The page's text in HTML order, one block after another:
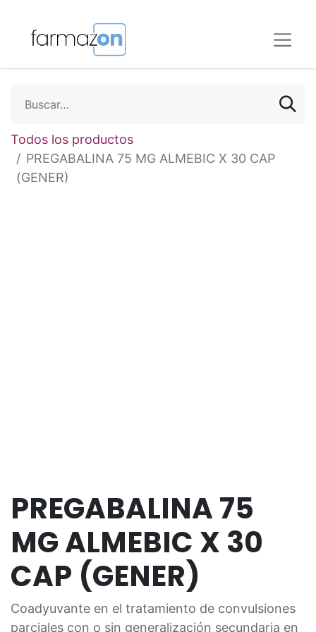
Todos los productos
PREGABALINA 75 MG ALMEBIC X 30 CAP
(GENER)
PREGABALINA 75
MG ALMEBIC X 30
CAP (GENER)
Coadyuvante en el tratamiento de convulsiones
parciales con o sin generalización secundaria en